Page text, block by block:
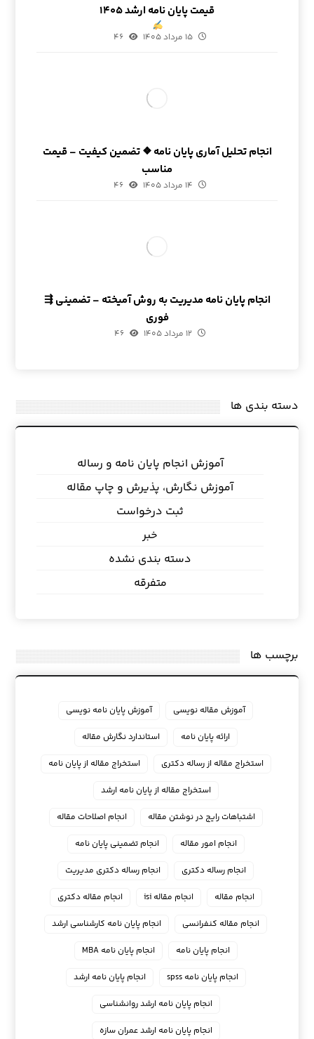
قیمت پایان نامه ارشد ۱۴۰۵
۱۵ مرداد ۱۴۰۵ ۴۶
انجام تحلیل آماری پایان نامه ❖ تضمین کیفیت – قیمت
مناسب
۱۴ مرداد ۱۴۰۵ ۴۶
انجام پایان نامه مدیریت به روش آمیخته – تضمینی ⇶
فوری
۱۲ مرداد ۱۴۰۵ ۴۶
دسته بندی ها
آموزش انجام پایان نامه و رساله
آموزش نگارش، پذیرش و چاپ مقاله
ثبت درخواست
خبر
دسته بندی نشده
متفرقه
برچسب ها
آموزش مقاله نویسی
آموزش پایان نامه نویسی
ارائه پایان نامه
استاندارد نگارش مقاله
استخراج مقاله از رساله دکتری
استخراج مقاله از پایان نامه
استخراج مقاله از پایان نامه ارشد
اشتباهات رایج در نوشتن مقاله
انجام اصلاحات مقاله
انجام امور مقاله
انجام تضمینی پایان نامه
انجام رساله دکتری
انجام رساله دکتری مدیریت
انجام مقاله
انجام مقاله isi
انجام مقاله دکتری
انجام مقاله کنفرانسی
انجام پايان نامه كارشناسي ارشد
انجام پایان نامه
انجام پایان نامه MBA
انجام پایان نامه spss
انجام پایان نامه ارشد
انجام پایان نامه ارشد روانشناسی
انجام پایان نامه ارشد عمران سازه